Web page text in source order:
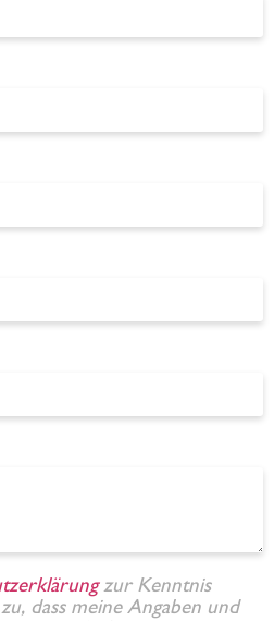
zur Kenntnis
dass meine Angaben und